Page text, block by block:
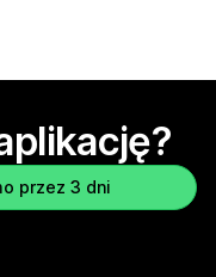
przez 3 dni